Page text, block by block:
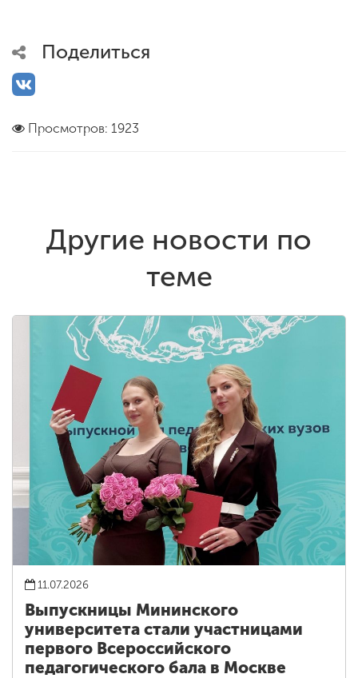
Поделиться
Просмотров: 1923
Другие новости по
теме
11.07.2026
Выпускницы Мининского
университета стали участницами
первого Всероссийского
педагогического бала в Москве